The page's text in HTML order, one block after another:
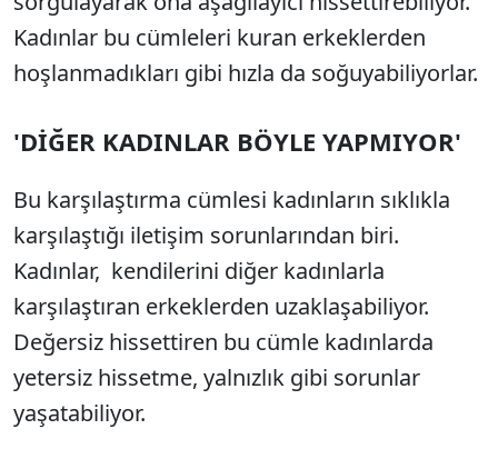
Kadınlar bu cümleleri kuran erkeklerden
hoşlanmadıkları gibi hızla da soğuyabiliyorlar.
'DİĞER KADINLAR BÖYLE YAPMIYOR'
Bu karşılaştırma cümlesi kadınların sıklıkla
karşılaştığı iletişim sorunlarından biri.
Kadınlar, kendilerini diğer kadınlarla
karşılaştıran erkeklerden uzaklaşabiliyor.
Değersiz hissettiren bu cümle kadınlarda
yetersiz hissetme, yalnızlık gibi sorunlar
yaşatabiliyor.